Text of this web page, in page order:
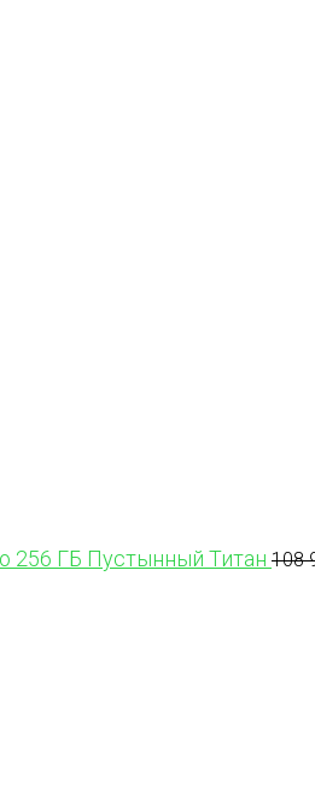
256 ГБ Пустынный Титан 108